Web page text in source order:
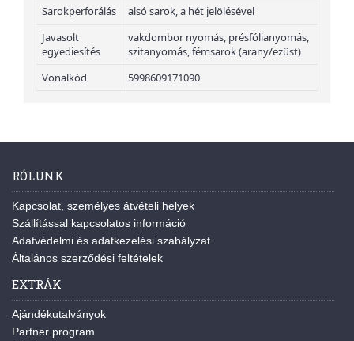
Sarokperforálás
alsó sarok, a hét jelölésével
Javasolt
egyediesítés
vakdombor nyomás, présfólianyomás,
szitanyomás, fémsarok (arany/ezüst)
Vonalkód
5998609171090
RÓLUNK
Kapcsolat, személyes átvételi helyek
Szállítással kapcsolatos információ
Adatvédelmi és adatkezelési szabályzat
Általános szerződési feltételek
EXTRÁK
Ajándékutalványok
Partner program